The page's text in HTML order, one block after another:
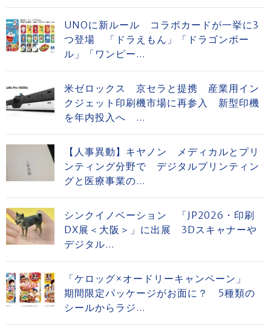
UNOに新ルール コラボカードが一挙に3
つ登場 「ドラえもん」「ドラゴンボー
ル」「ワンピー...
米ゼロックス 京セラと提携 産業用イン
クジェット印刷機市場に再参入 新型印機
を年内投入へ ...
【人事異動】キヤノン メディカルとプリ
ンティング分野で デジタルプリンティン
グと医療事業の...
シンクイノベーション 「JP2026・印刷
DX展＜大阪＞」に出展 3Dスキャナーや
デジタル...
「ケロッグ×オードリーキャンペーン」
期間限定パッケージがお面に？ 5種類の
シールからラジ...